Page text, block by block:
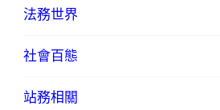
法務世界
社會百態
站務相關